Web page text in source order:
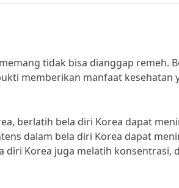
tidak bisa dianggap remeh.
memberikan manfaat kesehatan
berlatih bela diri Korea dapat
dalam bela diri Korea dapat
diri Korea juga melatih konsentrasi,